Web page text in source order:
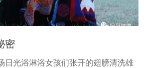
密
日光浴淋浴女孩们张开的翅膀清洗雄